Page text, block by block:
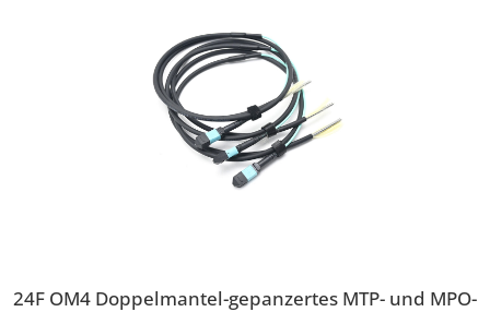
24F OM4 Doppelmantel-gepanzertes MTP- und MPO-